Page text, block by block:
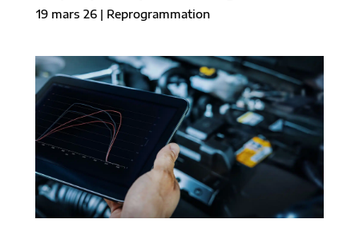
19 mars 26| Reprogrammation